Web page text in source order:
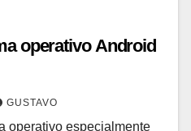
operativo Android
GUSTAVO
operativo especialmente